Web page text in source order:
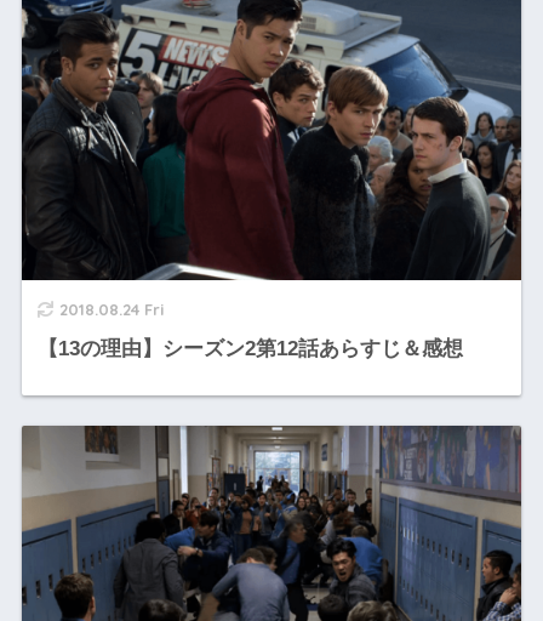
2018.08.24 Fri
【13の理由】シーズン2第12話あらすじ＆感想